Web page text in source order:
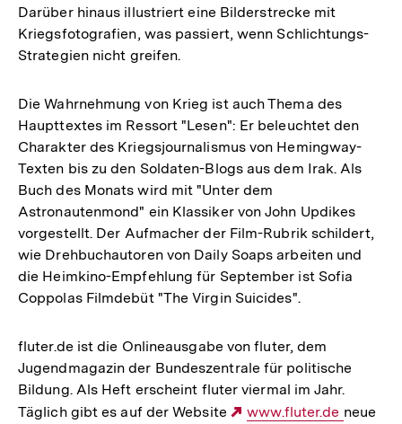
Darüber hinaus illustriert eine Bilderstrecke mit
Kriegsfotografien, was passiert, wenn Schlichtungs-
Strategien nicht greifen.
Die Wahrnehmung von Krieg ist auch Thema des
Haupttextes im Ressort "Lesen": Er beleuchtet den
Charakter des Kriegsjournalismus von Hemingway-
Texten bis zu den Soldaten-Blogs aus dem Irak. Als
Buch des Monats wird mit "Unter dem
Astronautenmond" ein Klassiker von John Updikes
vorgestellt. Der Aufmacher der Film-Rubrik schildert,
wie Drehbuchautoren von Daily Soaps arbeiten und
die Heimkino-Empfehlung für September ist Sofia
Coppolas Filmdebüt "The Virgin Suicides".
fluter.de ist die Onlineausgabe von fluter, dem
Jugendmagazin der Bundeszentrale für politische
Bildung. Als Heft erscheint fluter viermal im Jahr.
Täglich gibt es auf der Website
Externer
www.fluter.de neue